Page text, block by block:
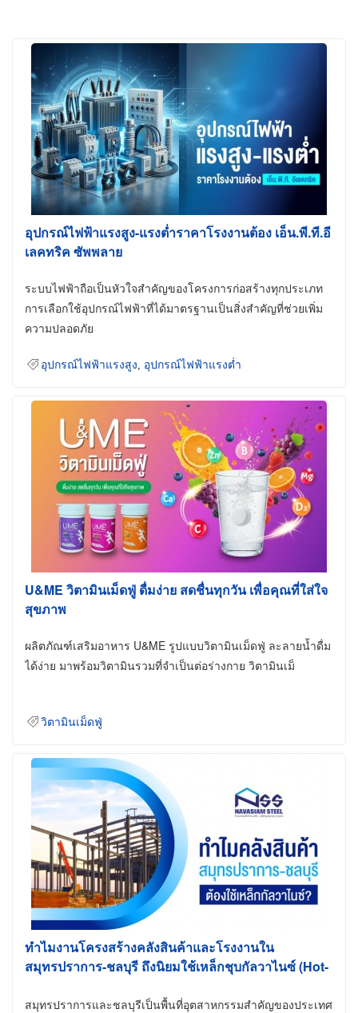
อุปกรณ์ไฟฟ้าแรงสูง-แรงต่ำราคาโรงงานต้อง เอ็น.พี.ที.อี
เลคทริค ซัพพลาย
ระบบไฟฟ้าถือเป็นหัวใจสำคัญของโครงการก่อสร้างทุกประเภท
การเลือกใช้อุปกรณ์ไฟฟ้าที่ได้มาตรฐานเป็นสิ่งสำคัญที่ช่วยเพิ่ม
ความปลอดภัย
อุปกรณ์ไฟฟ้าแรงสูง อุปกรณ์ไฟฟ้าแรงต่ำ
U&ME วิตามินเม็ดฟู่ ดื่มง่าย สดชื่นทุกวัน เพื่อคุณที่ใส่ใจ
สุขภาพ
ผลิตภัณฑ์เสริมอาหาร U&ME รูปแบบวิตามินเม็ดฟู่ ละลายน้ำดื่ม
ได้ง่าย มาพร้อมวิตามินรวมที่จำเป็นต่อร่างกาย วิตามินเม็
วิตามินเม็ดฟู่
ทำไมงานโครงสร้างคลังสินค้าและโรงงานใน
สมุทรปราการ-ชลบุรี ถึงนิยมใช้เหล็กชุบกัลวาไนซ์ (Hot-
สมุทรปราการและชลบุรีเป็นพื้นที่อุตสาหกรรมสำคัญของประเทศ